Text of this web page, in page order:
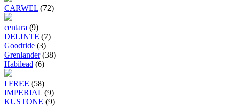
CARWEL (72)
centara (9)
DELINTE (7)
Goodride (3)
Grenlander (38)
Habilead (6)
I FREE (58)
IMPERIAL (9)
KUSTONE (9)